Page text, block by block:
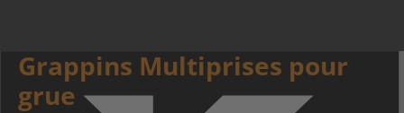
Grappins Multiprises pour
grue